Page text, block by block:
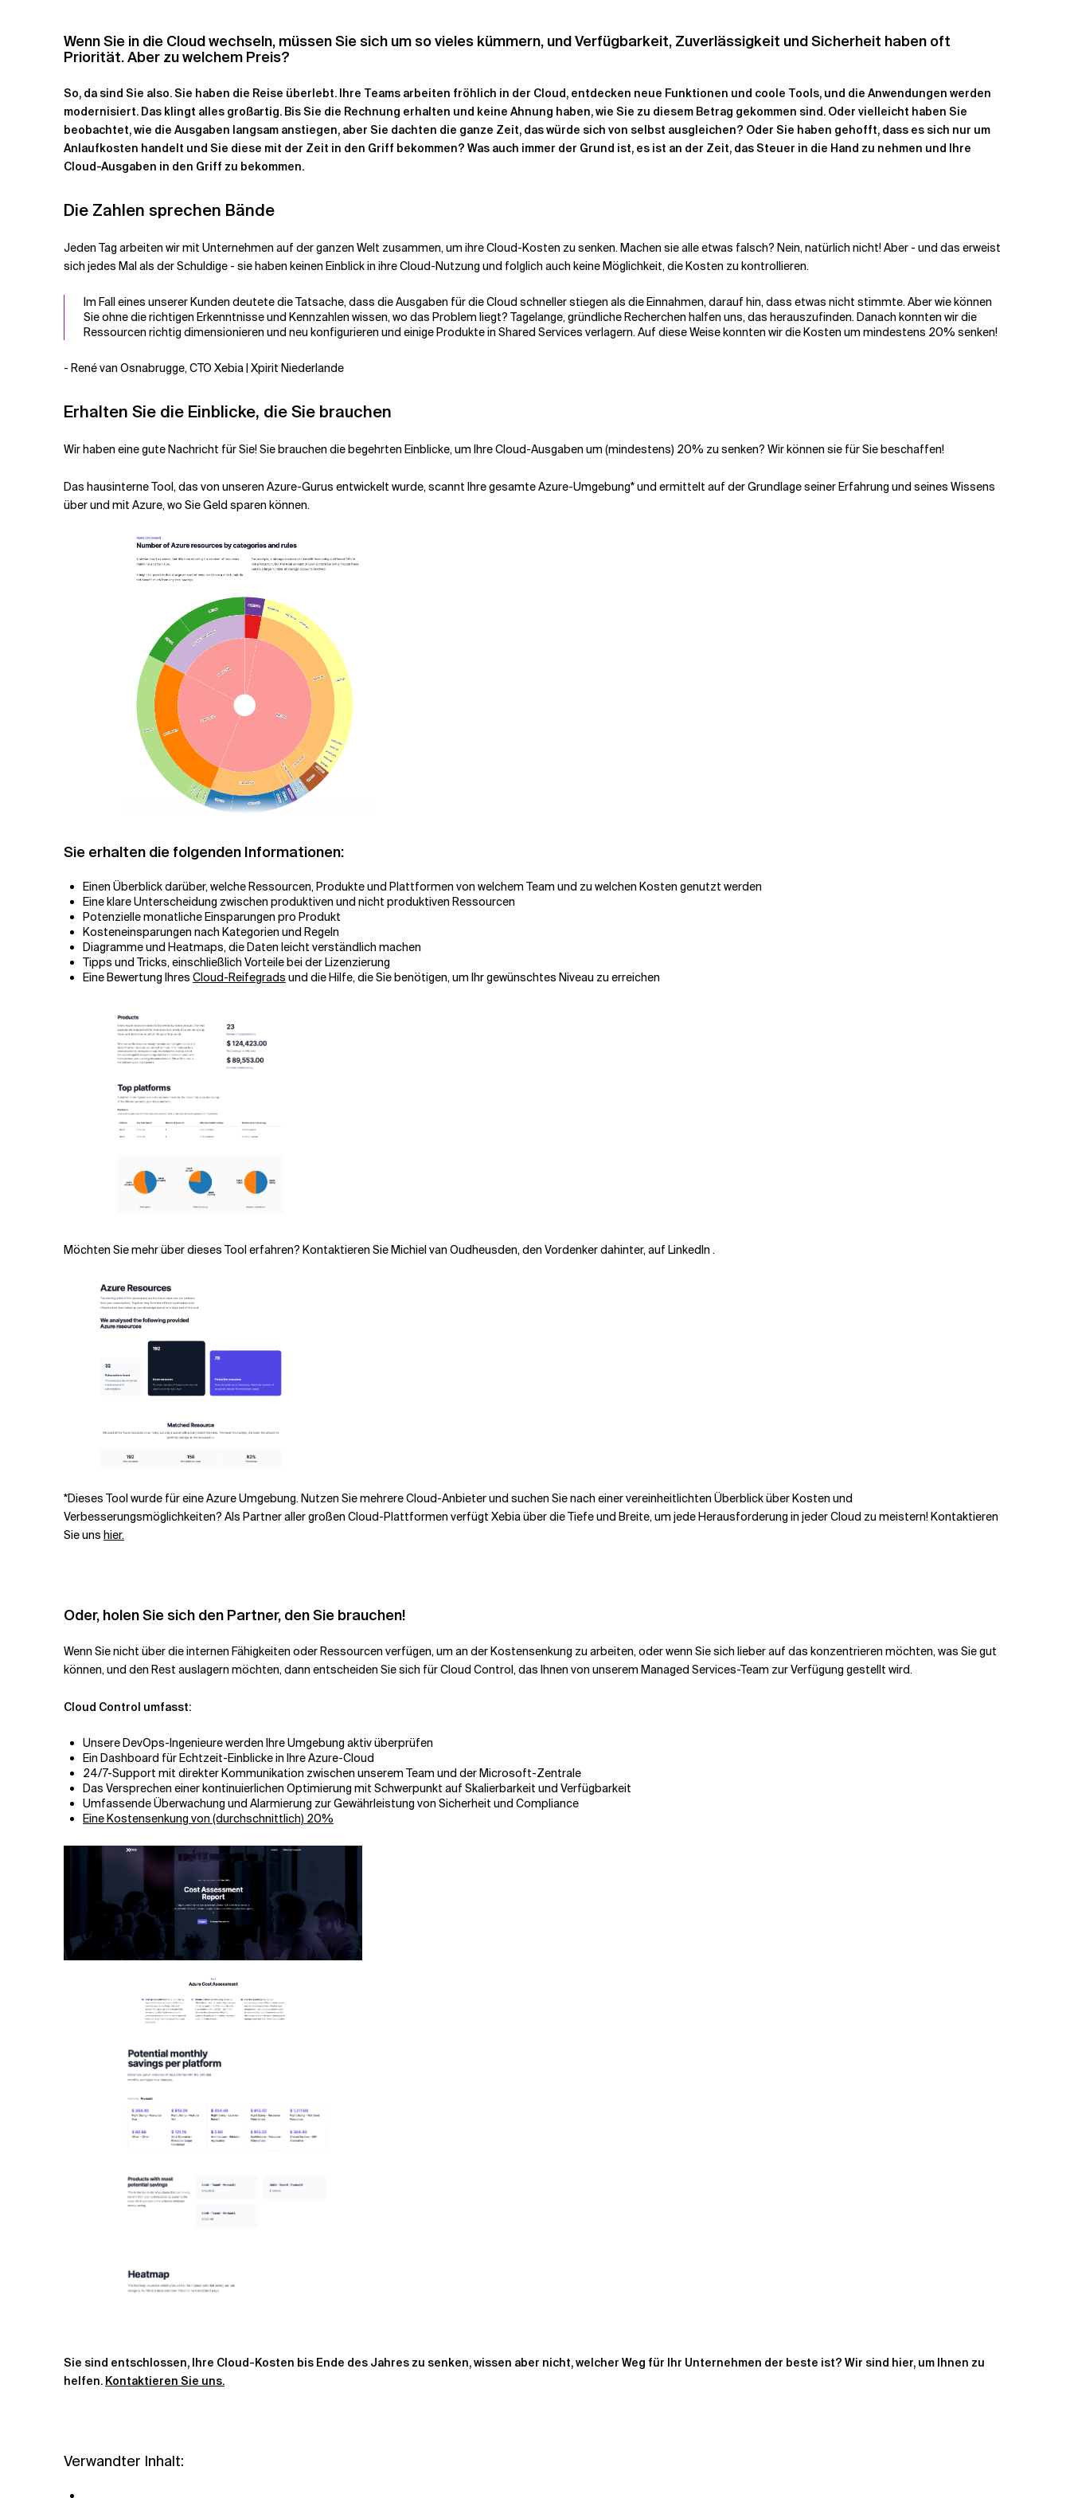
Verwandte Themen
Wenn Sie in die Cloud wechseln, müssen Sie sich um so vieles kümmern, und Verfügbarkeit, Zuverlässigkeit und Sicherheit haben oft
Priorität. Aber zu welchem Preis?
So, da sind Sie also. Sie haben die Reise überlebt. Ihre Teams arbeiten fröhlich in der Cloud, entdecken neue Funktionen und coole Tools, und die Anwendungen werden
modernisiert. Das klingt alles großartig. Bis Sie die Rechnung erhalten und keine Ahnung haben, wie Sie zu diesem Betrag gekommen sind. Oder vielleicht haben Sie
beobachtet, wie die Ausgaben langsam anstiegen, aber Sie dachten die ganze Zeit, das würde sich von selbst ausgleichen? Oder Sie haben gehofft, dass es sich nur um
Anlaufkosten handelt und Sie diese mit der Zeit in den Griff bekommen? Was auch immer der Grund ist, es ist an der Zeit, das Steuer in die Hand zu nehmen und Ihre
Cloud-Ausgaben in den Griff zu bekommen.
Die Zahlen sprechen Bände
Jeden Tag arbeiten wir mit Unternehmen auf der ganzen Welt zusammen, um ihre Cloud-Kosten zu senken. Machen sie alle etwas falsch? Nein, natürlich nicht! Aber - und das erweist
sich jedes Mal als der Schuldige - sie haben keinen Einblick in ihre Cloud-Nutzung und folglich auch keine Möglichkeit, die Kosten zu kontrollieren.
Im Fall eines unserer Kunden deutete die Tatsache, dass die Ausgaben für die Cloud schneller stiegen als die Einnahmen, darauf hin, dass etwas nicht stimmte. Aber wie können
Sie ohne die richtigen Erkenntnisse und Kennzahlen wissen, wo das Problem liegt? Tagelange, gründliche Recherchen halfen uns, das herauszufinden. Danach konnten wir die
Ressourcen richtig dimensionieren und neu konfigurieren und einige Produkte in Shared Services verlagern. Auf diese Weise konnten wir die Kosten um mindestens 20% senken!
- René van Osnabrugge, CTO Xebia | Xpirit Niederlande
Erhalten Sie die Einblicke, die Sie brauchen
Wir haben eine gute Nachricht für Sie! Sie brauchen die begehrten Einblicke, um Ihre Cloud-Ausgaben um (mindestens) 20% zu senken? Wir können sie für Sie beschaffen!
Das hausinterne Tool, das von unseren Azure-Gurus entwickelt wurde, scannt Ihre gesamte Azure-Umgebung* und ermittelt auf der Grundlage seiner Erfahrung und seines Wissens
über und mit Azure, wo Sie Geld sparen können.
Sie erhalten die folgenden Informationen:
Einen Überblick darüber, welche Ressourcen, Produkte und Plattformen von welchem Team und zu welchen Kosten genutzt werden
Eine klare Unterscheidung zwischen produktiven und nicht produktiven Ressourcen
Potenzielle monatliche Einsparungen pro Produkt
Kosteneinsparungen nach Kategorien und Regeln
Diagramme und Heatmaps, die Daten leicht verständlich machen
Tipps und Tricks, einschließlich Vorteile bei der Lizenzierung
Eine Bewertung Ihres Cloud-Reifegrads und die Hilfe, die Sie benötigen, um Ihr gewünschtes Niveau zu erreichen
Möchten Sie mehr über dieses Tool erfahren? Kontaktieren Sie Michiel van Oudheusden, den Vordenker dahinter, auf LinkedIn .
*Dieses Tool wurde für eine AzureUmgebung. Nutzen Sie mehrere Cloud-Anbieter und suchen Sie nach einer vereinheitlichten Überblick über Kosten und
Verbesserungsmöglichkeiten? Als Partner aller großen Cloud-Plattformen verfügt Xebia über die Tiefe und Breite, um jede Herausforderung in jeder Cloud zu meistern! Kontaktieren
Sie uns hier.
Oder, holen Sie sich den Partner, den Sie brauchen!
Wenn Sie nicht über die internen Fähigkeiten oder Ressourcen verfügen, um an der Kostensenkung zu arbeiten, oder wenn Sie sich lieber auf das konzentrieren möchten, was Sie gut
können, und den Rest auslagern möchten, dann entscheiden Sie sich für Cloud Control, das Ihnen von unserem Managed Services-Team zur Verfügung gestellt wird.
Cloud Control umfasst:
Unsere DevOps-Ingenieure werden Ihre Umgebung aktiv überprüfen
Ein Dashboard für Echtzeit-Einblicke in Ihre Azure-Cloud
24/7-Support mit direkter Kommunikation zwischen unserem Team und der Microsoft-Zentrale
Das Versprechen einer kontinuierlichen Optimierung mit Schwerpunkt auf Skalierbarkeit und Verfügbarkeit
Umfassende Überwachung und Alarmierung zur Gewährleistung von Sicherheit und Compliance
Eine Kostensenkung von (durchschnittlich) 20%
Sie sind entschlossen, Ihre Cloud-Kosten bis Ende des Jahres zu senken, wissen aber nicht, welcher Weg für Ihr Unternehmen der beste ist? Wir sind hier, um Ihnen zu
helfen. Kontaktieren Sie uns.
Verwandter Inhalt: